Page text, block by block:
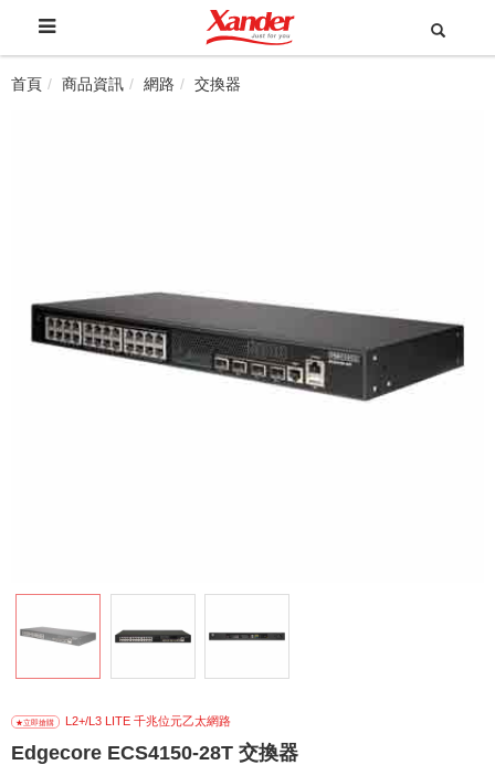
首頁 商品資訊 網路 交換器
L2+/L3 LITE 千兆位元乙太網路
Edgecore ECS4150-28T 交換器